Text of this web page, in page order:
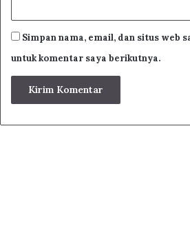
Simpan nama, email, dan situs web
untuk komentar saya berikutnya.